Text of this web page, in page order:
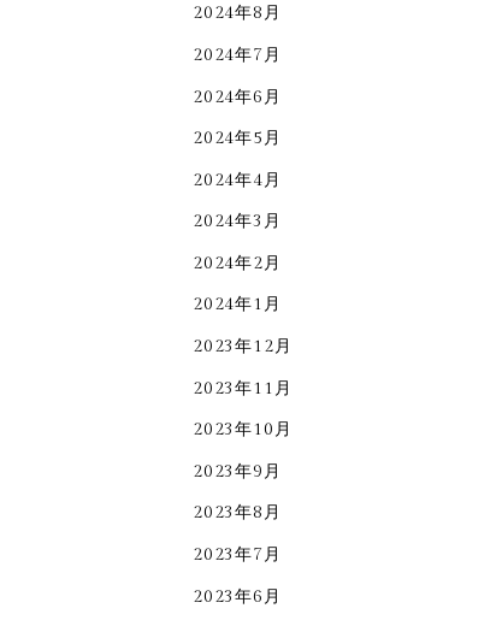
2024年8月
2024年7月
2024年6月
2024年5月
2024年4月
2024年3月
2024年2月
2024年1月
2023年12月
2023年11月
2023年10月
2023年9月
2023年8月
2023年7月
2023年6月